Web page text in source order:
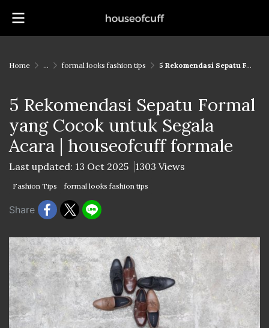
Home ... formal looks fashion tips 5 Rekomendasi Sepatu Formal yang Cocok untuk Segala Acara | houseofcuff formale
5 Rekomendasi Sepatu Formal
yang Cocok untuk Segala
Acara | houseofcuff formale
Last updated: 13 Oct 2025 1303 Views
Fashion Tips formal looks fashion tips
Share